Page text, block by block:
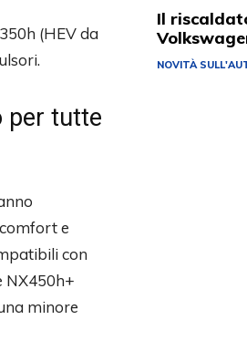
(HEV da
per tutte
e
con
NX450h+
minore
Il
NOVITÀ